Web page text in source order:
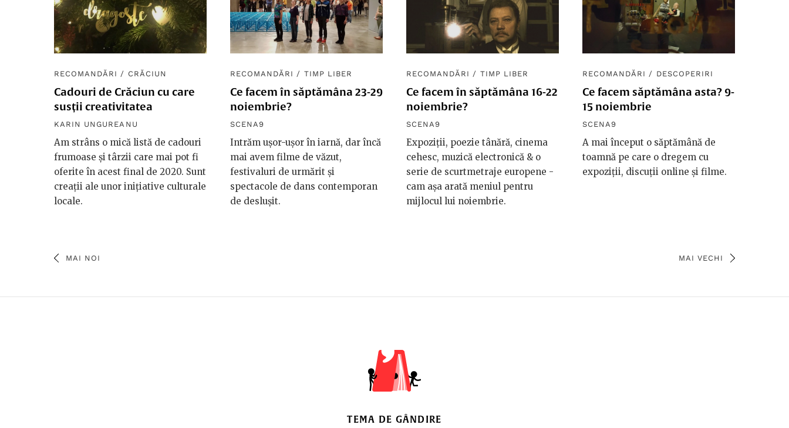
RECOMANDĂRI / CRĂCIUN
Cadouri de Crăciun cu care
susții creativitatea
KARIN UNGUREANU
Am strâns o mică listă de cadouri
frumoase și târzii care mai pot fi
oferite în acest final de 2020. Sunt
creații ale unor inițiative culturale
locale.
RECOMANDĂRI / TIMP LIBER
Ce facem în săptămâna 23-29
noiembrie?
SCENA9
Intrăm ușor-ușor în iarnă, dar încă
mai avem filme de văzut,
festivaluri de urmărit și
spectacole de dans contemporan
de deslușit.
RECOMANDĂRI / TIMP LIBER
Ce facem în săptămâna 16-22
noiembrie?
SCENA9
Expoziții, poezie tânără, cinema
cehesc, muzică electronică & o
serie de scurtmetraje europene -
cam așa arată meniul pentru
mijlocul lui noiembrie.
RECOMANDĂRI / DESCOPERIRI
Ce facem săptămâna asta? 9-
15 noiembrie
SCENA9
A mai început o săptămână de
toamnă pe care o dregem cu
expoziții, discuții online și filme.
MAI NOI MAI VECHI
TEMA DE GÂNDIRE